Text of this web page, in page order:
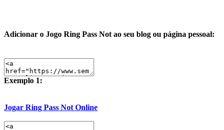
Adicionar o Jogo Ring Pass Not ao seu blog ou página pessoal:
Exemplo 1:
Jogar Ring Pass Not Online